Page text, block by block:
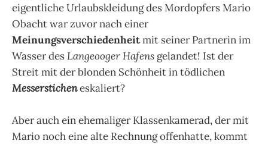
eigentliche Urlaubskleidung des Mordopfers Mario
Obacht war zuvor nach einer
Meinungsverschiedenheitmit seiner Partnerin im
Wasser desLangeooger Hafens gelandet! Ist der
Streit mit der blonden Schönheit in tödlichen
Messersticheneskaliert?
Aber auch ein ehemaliger Klassenkamerad, der mit
Mario noch eine alte Rechnung offenhatte, kommt